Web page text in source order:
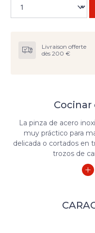
Livraison offerte
dès 200 €
La pinza de acero
muy práctico para
delicada o cortados en
trozos de